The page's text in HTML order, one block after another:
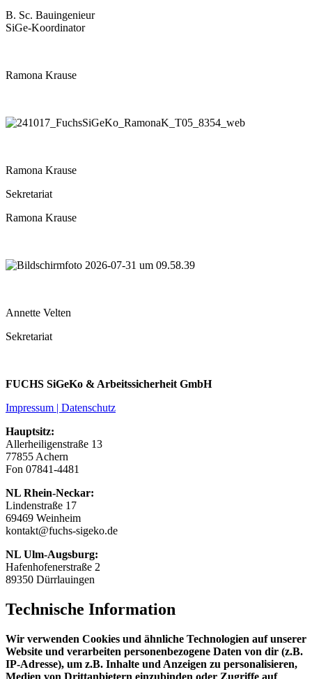
B. Sc. Bauingenieur
SiGe-Koordinator
Ramona Krause
Ramona Krause
Sekretariat
Ramona Krause
Annette Velten
Sekretariat
FUCHS SiGeKo & Arbeitssicherheit GmbH
Impressum | Datenschutz
Hauptsitz:
Allerheiligenstraße 13
77855 Achern
Fon 07841-4481
NL Rhein-Neckar:
Lindenstraße 17
69469 Weinheim
kontakt@fuchs-sigeko.de
NL Ulm-Augsburg:
Hafenhofenerstraße 2
89350 Dürrlauingen
Technische Information
Wir verwenden Cookies und ähnliche Technologien auf unserer
Website und verarbeiten personenbezogene Daten von dir (z.B.
IP-Adresse), um z.B. Inhalte und Anzeigen zu personalisieren,
Medien von Drittanbietern einzubinden oder Zugriffe auf